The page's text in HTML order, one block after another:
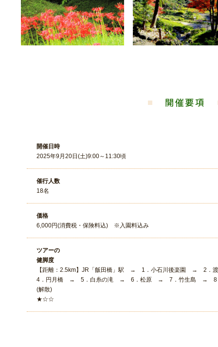
開催日時
2025年9月20日(土)9:00～11:30頃
催行人数
18名
価格
6,000円(消費税・保険料込) ※入園料込み
ツアーの
健脚度
【距離：2.5km】JR「飯田橋」駅 → 1．小石川後楽園 →
4．円月橋 → 5．白糸の滝 → 6．松原 → 7．竹生島 → 8
(解散)
★☆☆